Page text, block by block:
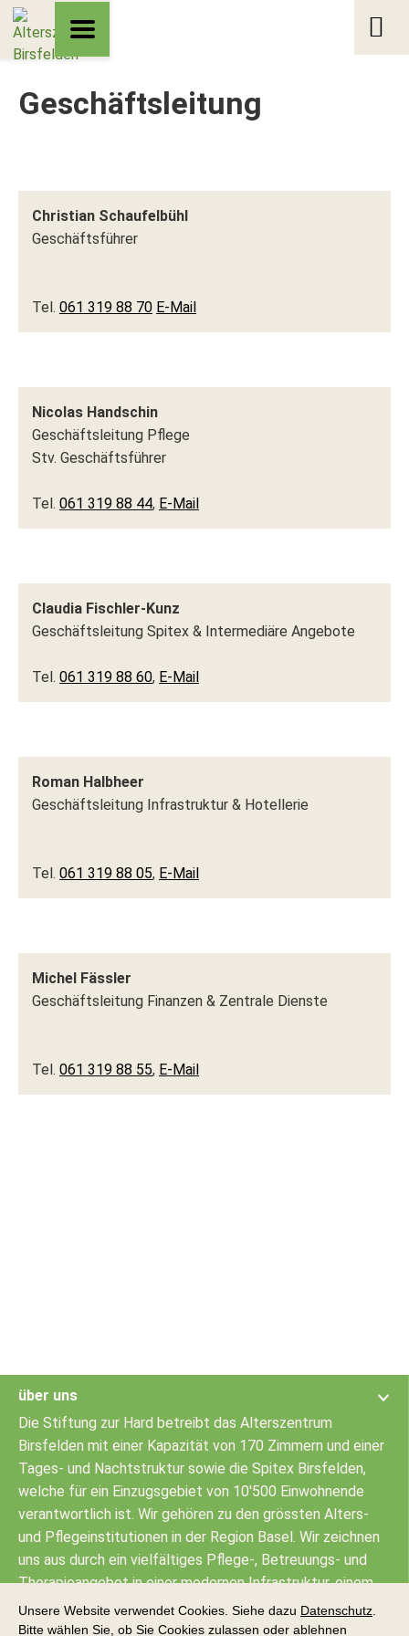
Unsere Website verwendet Cookies. Siehe dazu Datenschutz
Bitte wählen Sie, ob Sie Cookies zulassen oder ablehnen
Geschäftsleitung
Christian Schaufelbühl
Geschäftsführer
Tel. 061 319 88 70 E-Mail
Nicolas Handschin
Geschäftsleitung Pflege
Stv. Geschäftsführer
Tel. 061 319 88 44, E-Mail
Claudia Fischler-Kunz
Geschäftsleitung Spitex & Intermediäre Angebote
Tel. 061 319 88 60, E-Mail
Roman Halbheer
Geschäftsleitung Infrastruktur & Hotellerie
Tel. 061 319 88 05, E-Mail
Michel Fässler
Geschäftsleitung Finanzen & Zentrale Dienste
Tel. 061 319 88 55, E-Mail
über uns
Die Stiftung zur Hard betreibt das Alterszentrum
Birsfelden mit einer Kapazität von 170 Zimmern und einer
Tages- und Nachtstruktur sowie die Spitex Birsfelden,
welche für ein Einzugsgebiet von 10'500 Einwohnende
verantwortlich ist. Wir gehören zu den grössten Alters-
und Pflegeinstitutionen in der Region Basel. Wir zeichnen
uns aus durch ein vielfältiges Pflege-, Betreuungs- und
Therapieangebot in einer modernen Infrastruktur, einem
öffentlichen Restaurant mit abwechslungsreicher Küche
sowie einem Raumangebot für Bankette und Events.